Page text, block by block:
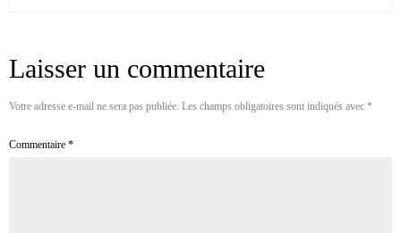
Laisser un commentaire
Votre adresse e-mail ne sera pas publiée. Les champs obligatoires sont indiqués avec *
Commentaire *